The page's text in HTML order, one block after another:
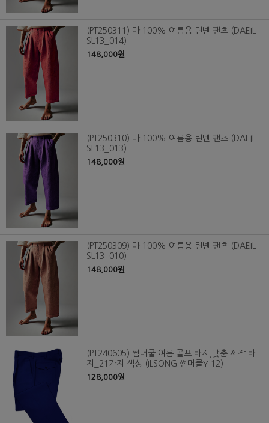
(PT250311) 마 100% 여름용 린넨 팬츠 (DAEIL
SL13_014)
148,000원
(PT250310) 마 100% 여름용 린넨 팬츠 (DAEIL
SL13_013)
148,000원
(PT250309) 마 100% 여름용 린넨 팬츠 (DAEIL
SL13_010)
148,000원
(PT240605) 썸머쿨 여름 골프 바지,맞춤 제작 바
지_21가지 색상 (ILSONG 썸머쿨Y 12)
128,000원